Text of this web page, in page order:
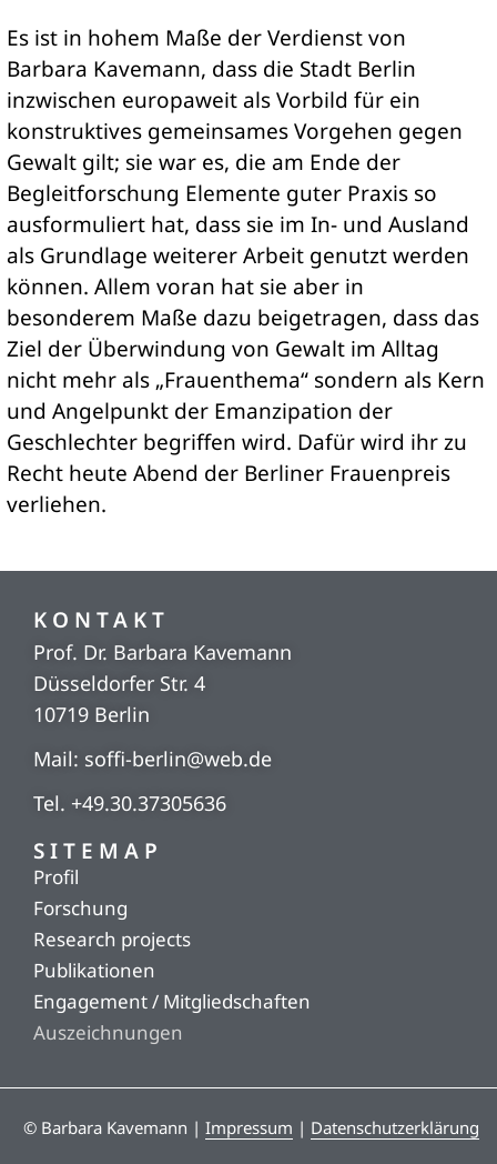
Es ist in hohem Maße der Verdienst von
Barbara Kavemann, dass die Stadt Berlin
inzwischen europaweit als Vorbild für ein
konstruktives gemeinsames Vorgehen gegen
Gewalt gilt; sie war es, die am Ende der
Begleitforschung Elemente guter Praxis so
ausformuliert hat, dass sie im In- und Ausland
als Grundlage weiterer Arbeit genutzt werden
können. Allem voran hat sie aber in
besonderem Maße dazu beigetragen, dass das
Ziel der Überwindung von Gewalt im Alltag
nicht mehr als „Frauenthema“ sondern als Kern
und Angelpunkt der Emanzipation der
Geschlechter begriffen wird. Dafür wird ihr zu
Recht heute Abend der Berliner Frauenpreis
verliehen.
KONTAKT
Prof. Dr. Barbara Kavemann
Düsseldorfer Str. 4
10719 Berlin
Mail: soffi-berlin@web.de
Tel. +49.30.37305636
SITEMAP
Profil
Forschung
Research projects
Publikationen
Engagement / Mitgliedschaften
Auszeichnungen
© Barbara Kavemann | Impressum | Datenschutzerklärung